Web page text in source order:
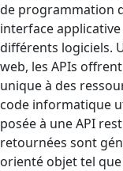
de programmation
interface
différents logiciels.
web, les APIs
unique à des
code informatique
posée à une API
retournées sont
orienté objet tel